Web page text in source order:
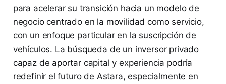
para acelerar su transición hacia un modelo de
negocio centrado en la movilidad como servicio,
con un enfoque particular en la suscripción de
vehículos. La búsqueda de un inversor privado
capaz de aportar capital y experiencia podría
redefinir el futuro de Astara, especialmente en